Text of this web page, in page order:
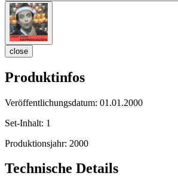
close
Produktinfos
Veröffentlichungsdatum: 01.01.2000
Set-Inhalt: 1
Produktionsjahr: 2000
Technische Details